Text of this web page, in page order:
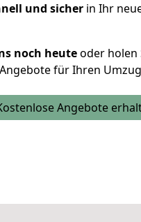
und sicher in Ihr
noch heuteoder holen
für Ihren
Angebote